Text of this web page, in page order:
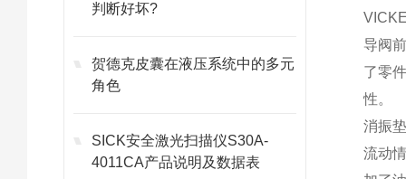
判断好坏?
贺德克皮囊在液压系统中的多元
角色
SICK安全激光扫描仪S30A-
4011CA产品说明及数据表
导阀
了零
性。
消振
流动